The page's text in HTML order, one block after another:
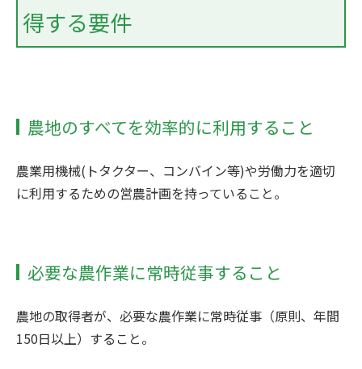
得する要件
農地のすべてを効率的に利用すること
農業用機械(トタクター、コンバイン等)や労働力を適切
に利用するための営農計画を持っていること。
必要な農作業に常時従事すること
農地の取得者が、必要な農作業に常時従事（原則、年間
150日以上）すること。